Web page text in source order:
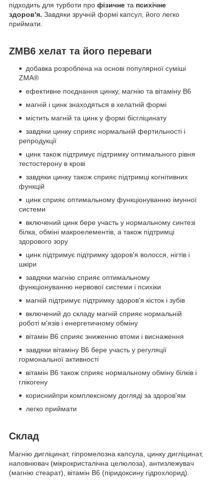
підходить для турботи про фізичне та психічне
здоров'я. Завдяки зручній формі капсул, його легко
приймати.
ZMB6 хелат та його переваги
добавка розроблена на основі популярної суміші
ZMA®
ефективне поєднання цинку, магнію та вітаміну В6
магній і цинк знаходяться в хелатній формі
містить магній та цинк у формі бісгліцинату
завдяки цинку сприяє нормальній фертильності і
репродукції
цинк також підтримує підтримку оптимального рівня
тестостерону в крові
завдяки цинку також сприяє підтримці когнітивних
функцій
цинк сприяє оптимальному функціонуванню імунної
системи
включений цинк бере участь у нормальному синтезі
білка, обміні макроелементів, а також підтримці
здорового зору
цинк підтримує підтримку здоров'я волосся, нігтів і
шкіри
завдяки магнію сприяє оптимальному
функціонуванню нервової системи і психіки
магній підтримує підтримку здоров'я кісток і зубів
включений до складу магній сприяє нормальній
роботі м'язів і енергетичному обміну
вітамін В6 сприяє зниженню втоми і виснаження
завдяки вітаміну В6 бере участь у регуляції
гормональної активності
вітамін В6 також сприяє нормальному обміну білків і
глікогену
кориснийпри комплексному догляді за здоров'ям
легко приймати
Склад
Магнію дигліцинат, гіпромелозна капсула, цинку дигліцинат,
наповнювач (мікрокристалічна целюлоза), антизлежувач
(магнію стеарат), вітамін В6 (піридоксину гідрохлорид).